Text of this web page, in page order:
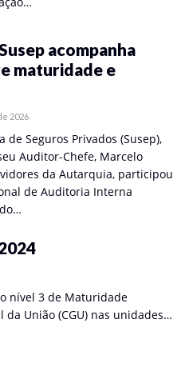
acompanha
maturidade e
2026
de Seguros Privados (Susep),
Auditor-Chefe, Marcelo
da Autarquia, participou
de Auditoria Interna
nível 3 de Maturidade
União (CGU) nas unidades…